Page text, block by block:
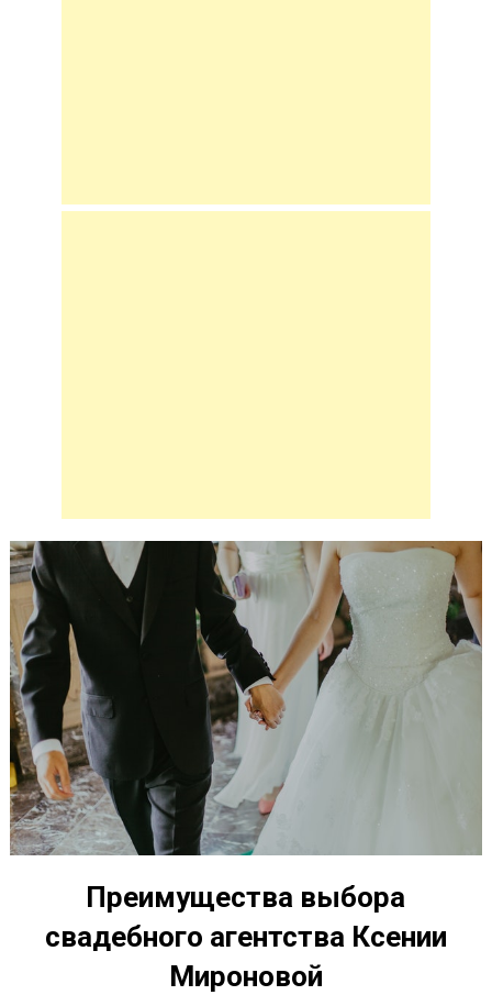
Преимущества выбора
свадебного агентства Ксении
Мироновой